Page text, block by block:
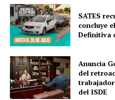
SATES
concluye
Definitiva
Anuncia
del
del ISDE